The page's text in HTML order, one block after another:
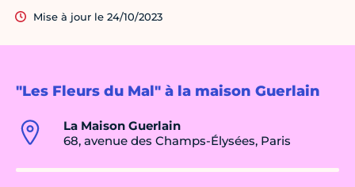
"Les Fleurs du Mal" à la maison Guerlain
La Maison Guerlain​
68, avenue des Champs-Élysées, Paris
Mise à jour le 24/10/2023